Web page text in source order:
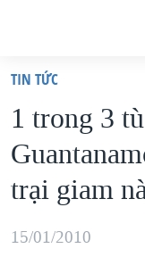
truy
cập
Tới
nội
dung
chính
VIỆT NAM
HOA KỲ
BIỂN ĐÔNG
THẾ GIỚI
TIN TỨC
1 trong 3
trại giam
15/01/2010